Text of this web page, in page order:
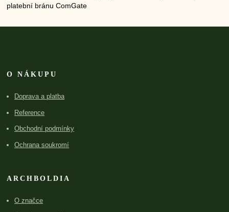
O NÁKUPU
Doprava a platba
Reference
Obchodní podmínky
Ochrana soukromí
ARCHBOLDIA
O značce